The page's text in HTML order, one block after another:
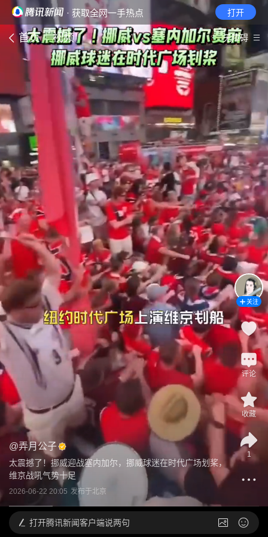
· 获取全网一手热点 打开
首页 视频 无障碍
@弄月公子
太震撼了！挪威迎战塞内加尔，挪威球迷在时代广场划桨，
维京战吼气势十足
2026-06-22 20:05 发布于北京
关注
评论
收藏
1
打开腾讯新闻客户端说两句